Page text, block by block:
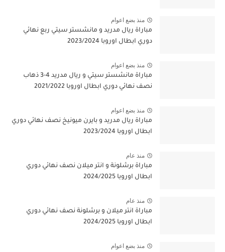
منذ بضع اعوام
مباراة ريال مدريد و مانشستر سيتي ربع نهائي
دوري ابطال اوروبا 2023/2024
منذ بضع اعوام
مباراة مانشستر سيتي و ريال مدريد 4-3 ذهاب
نصف نهائي دوري ابطال اوروبا 2021/2022
منذ بضع اعوام
مباراة ريال مدريد و بايرن ميونيخ نصف نهائي دوري
ابطال اوروبا 2023/2024
منذ عام
مباراة برشلونة و انتر ميلان نصف نهائي دوري
ابطال اوروبا 2024/2025
منذ عام
مباراة انتر ميلان و برشلونة نصف نهائي دوري
ابطال اوروبا 2024/2025
منذ بضع اعوام